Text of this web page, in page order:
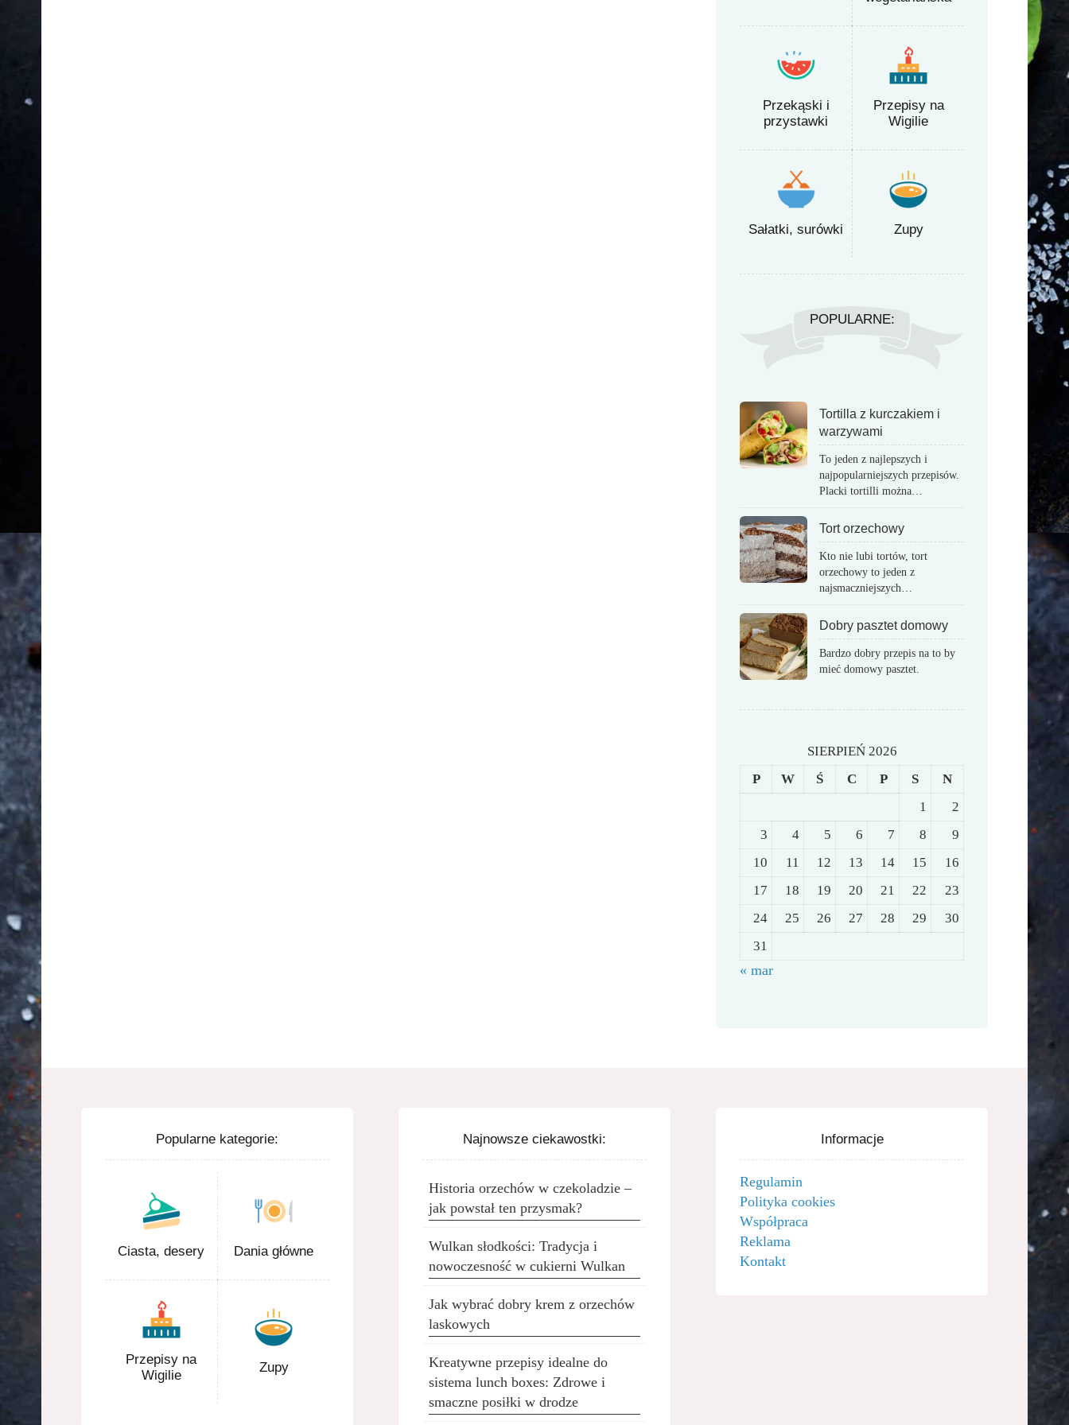
Przekąski i
przystawki
Przepisy na
Wigilie
Sałatki, surówki Zupy
POPULARNE:
Tortilla z kurczakiem i
warzywami
To jeden z najlepszych i
najpopularniejszych przepisów.
Placki tortilli można…
Tort orzechowy
Kto nie lubi tortów, tort
orzechowy to jeden z
najsmaczniejszych…
Dobry pasztet domowy
Bardzo dobry przepis na to by
mieć domowy pasztet.
SIERPIEŃ 2026
P
W Ś C P S
N
1
2
3
4 5 6 7 8
9
10
11 12 13 14 15
16
17
18 19 20 21 22
23
24
25 26 27 28 29
30
31
« mar
Popularne kategorie:
Ciasta, desery Dania główne
Przepisy na
Wigilie
Zupy
Najnowsze ciekawostki:
Historia orzechów w czekoladzie –
jak powstał ten przysmak?
Wulkan słodkości: Tradycja i
nowoczesność w cukierni Wulkan
Jak wybrać dobry krem z orzechów
laskowych
Kreatywne przepisy idealne do
sistema lunch boxes: Zdrowe i
smaczne posiłki w drodze
Informacje
Regulamin
Polityka cookies
Współpraca
Reklama
Kontakt